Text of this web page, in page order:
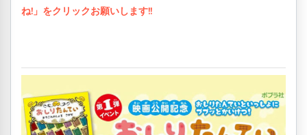
ね!」をクリックお願いします!!